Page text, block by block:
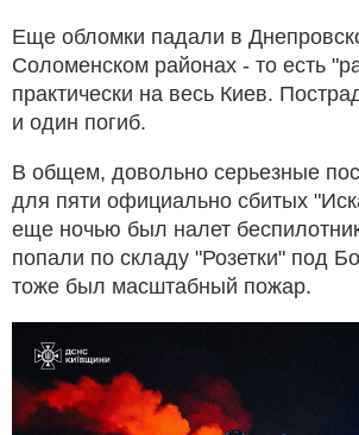
Еще обломки падали в
Соломенском районах - то есть
практически на весь Киев.
и один погиб.
В общем, довольно серьезные
для пяти официально сбитых
еще ночью был налет
попали по складу "Розетки" под
тоже был масштабный пожар.